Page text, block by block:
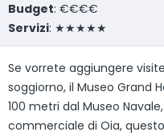
Budget: €€€€
Servizi: ★★★★★
Se vorrete aggiungere
soggiorno, il Museo Grand
100 metri dal Museo
commerciale di Oia,